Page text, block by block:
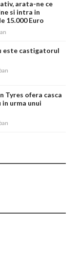
arata-ne ce
si intra in
15.000 Euro
este castigatorul
Tyres ofera casca
urma unui